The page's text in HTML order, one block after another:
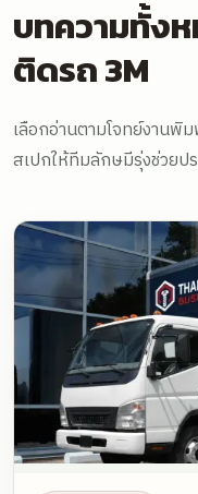
บทความทั้ง
ติดรถ 3M
เลือกอ่านตามโจทย์งานพิ
สเปกให้ทีมลักษมีรุ่งช่วยป